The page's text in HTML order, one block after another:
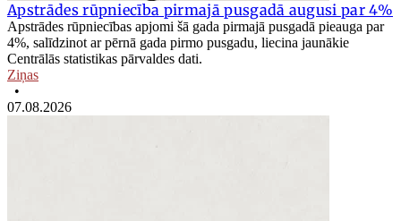
Apstrādes rūpniecība pirmajā pusgadā augusi par 4%
Apstrādes rūpniecības apjomi šā gada pirmajā pusgadā pieauga par
4%, salīdzinot ar pērnā gada pirmo pusgadu, liecina jaunākie
Centrālās statistikas pārvaldes dati.
Ziņas
•
07.08.2026